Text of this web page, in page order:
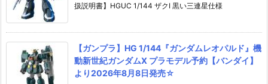
扱説明書】HGUC 1/144 ザクI 黒い三連星仕様
【ガンプラ】HG 1/144『ガンダムレオパルド』機
動新世紀ガンダムX プラモデル予約【バンダイ】
より2026年8月8日発売☆